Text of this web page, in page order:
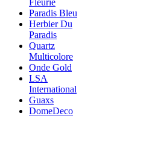
Fleurie
Paradis Bleu
Herbier Du
Paradis
Quartz
Multicolore
Onde Gold
LSA
International
Guaxs
DomeDeco